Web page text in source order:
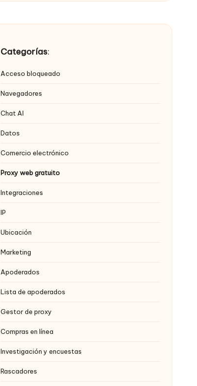
Categorías:
Acceso bloqueado
Navegadores
Chat AI
Datos
Comercio electrónico
Proxy web gratuito
Integraciones
IP
Ubicación
Marketing
Apoderados
Lista de apoderados
Gestor de proxy
Compras en línea
Investigación y encuestas
Rascadores